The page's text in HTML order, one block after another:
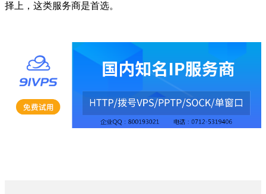
择上，这类服务商是首选。